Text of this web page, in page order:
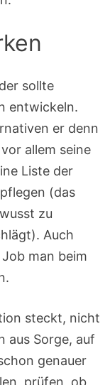
sollte
entwickeln.
er denn
allem seine
Liste der
(das
zu
Auch
man beim
steckt, nicht
aus Sorge, auf
genauer
prüfen, ob